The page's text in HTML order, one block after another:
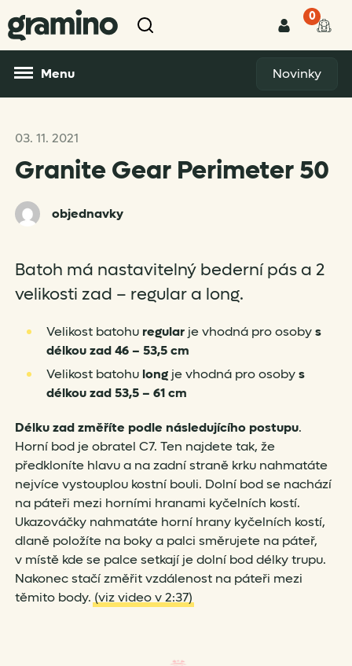
0
Menu Novinky
03. 11. 2021
Granite Gear Perimeter 50
objednavky
Batoh má nastavitelný bederní pás a 2
velikosti zad – regular a long.
Velikost batohu regular je vhodná pro osobys
délkou zad 46 – 53,5 cm
Velikost batohu long je vhodná pro osobys
délkou zad 53,5 – 61 cm
Délku zad změříte podle následujícího postupu.
Horní bod je obratel C7. Ten najdete tak, že
předkloníte hlavu a na zadní straně krku nahmatáte
nejvíce vystouplou kostní bouli. Dolní bod se nachází
na páteři mezi horními hranami kyčelních kostí.
Ukazováčky nahmatáte horní hrany kyčelních kostí,
dlaně položíte na boky a palci směrujete na páteř,
v místě kde se palce setkají je dolní bod délky trupu.
Nakonec stačí změřit vzdálenost na páteři mezi
těmito body. (viz video v 2:37)